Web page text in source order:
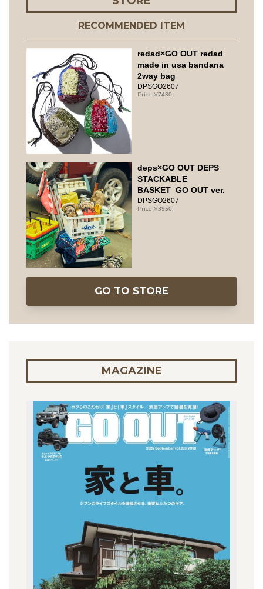
RECOMMENDED ITEM
redad×GO OUT redad
made in usa bandana
2way bag
DPSGO2607
7480
deps×GO OUT DEPS
STACKABLE
BASKET_GO OUT ver.
DPSGO2607
3950
GO TO STORE
MAGAZINE